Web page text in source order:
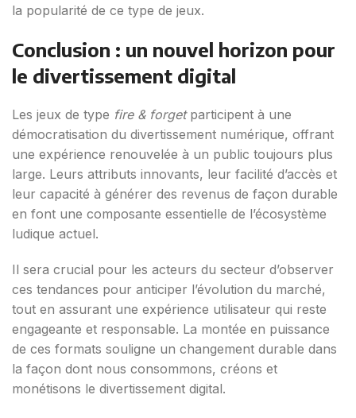
la popularité de ce type de jeux.
Conclusion : un nouvel horizon pour
le divertissement digital
Les jeux de type fire & forgetparticipent à une
démocratisation du divertissement numérique, offrant
une expérience renouvelée à un public toujours plus
large. Leurs attributs innovants, leur facilité d’accès et
leur capacité à générer des revenus de façon durable
en font une composante essentielle de l’écosystème
ludique actuel.
Il sera crucial pour les acteurs du secteur d’observer
ces tendances pour anticiper l’évolution du marché,
tout en assurant une expérience utilisateur qui reste
engageante et responsable. La montée en puissance
de ces formats souligne un changement durable dans
la façon dont nous consommons, créons et
monétisons le divertissement digital.